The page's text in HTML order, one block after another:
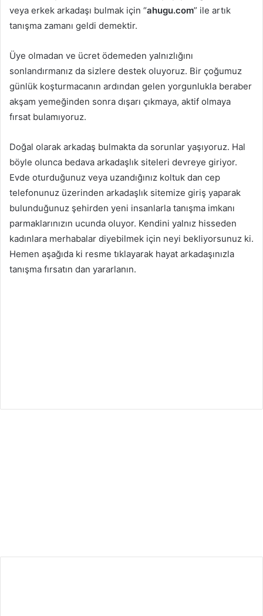
veya erkek arkadaşı bulmak için “ahugu.com” ile artık
tanışma zamanı geldi demektir.
Üye olmadan ve ücret ödemeden yalnızlığını
sonlandırmanız da sizlere destek oluyoruz. Bir çoğumuz
günlük koşturmacanın ardından gelen yorgunlukla beraber
akşam yemeğinden sonra dışarı çıkmaya, aktif olmaya
fırsat bulamıyoruz.
Doğal olarak arkadaş bulmakta da sorunlar yaşıyoruz. Hal
böyle olunca bedava arkadaşlık siteleri devreye giriyor.
Evde oturduğunuz veya uzandığınız koltuk dan cep
telefonunuz üzerinden arkadaşlık sitemize giriş yaparak
bulunduğunuz şehirden yeni insanlarla tanışma imkanı
parmaklarınızın ucunda oluyor. Kendini yalnız hisseden
kadınlara merhabalar diyebilmek için neyi bekliyorsunuz ki.
Hemen aşağıda ki resme tıklayarak hayat arkadaşınızla
tanışma fırsatın dan yararlanın.
2026
i